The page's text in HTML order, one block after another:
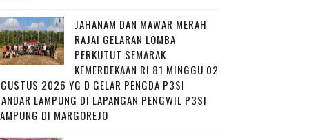
JAHANAM DAN MAWAR MERAH
RAJAI GELARAN LOMBA
PERKUTUT SEMARAK
KEMERDEKAAN RI 81 MINGGU 02
2026 YG D GELAR PENGDA P3SI
LAMPUNG DI LAPANGAN PENGWIL P3SI
DI MARGOREJO